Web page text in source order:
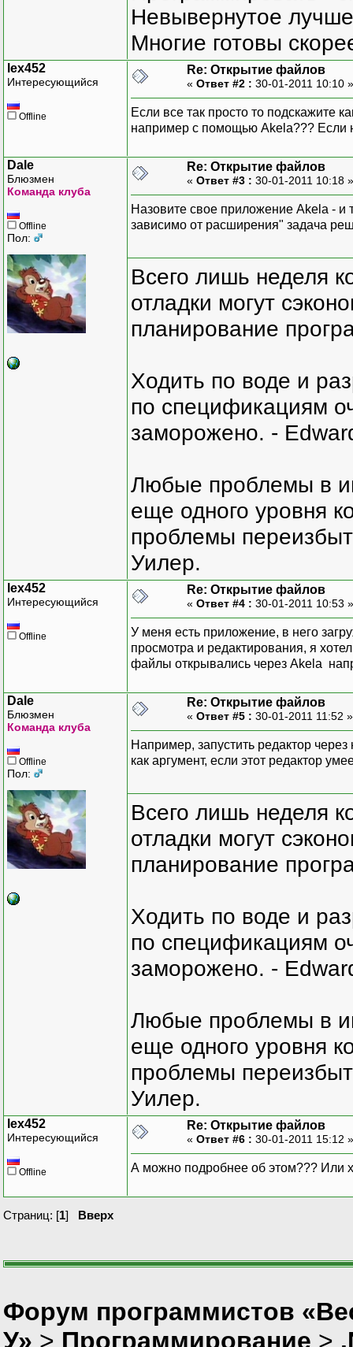
Невывернутое
Многие готовы
lex452
Интересующийся
Offline
Re: Открытие файлов
« Ответ #2 : 30-01-2011 10:10
Если все так просто то подскажите
например с помощью Akela??? Если
Dale
Блюзмен
Команда клуба
Offline
Пол:
Re: Открытие файлов
« Ответ #3 : 30-01-2011 10:18
Назовите свое приложение Akela - и
зависимо от расширения" задача
Всего лишь неделя
отладки могут
планирование
Ходить по воде и
по спецификациям
заморожено. -
Любые проблемы в
еще одного уровня
проблемы
Уилер.
lex452
Интересующийся
Offline
Re: Открытие файлов
« Ответ #4 : 30-01-2011 10:53
У меня есть приложение, в него
просмотра и редактирования, я
файлы открывались через Akela
Dale
Блюзмен
Команда клуба
Offline
Пол:
Re: Открытие файлов
« Ответ #5 : 30-01-2011 11:52
Например, запустить редактор
как аргумент, если этот редактор
Всего лишь неделя
отладки могут
планирование
Ходить по воде и
по спецификациям
заморожено. -
Любые проблемы в
еще одного уровня
проблемы
Уилер.
lex452
Интересующийся
Offline
Re: Открытие файлов
« Ответ #6 : 30-01-2011 15:12
А можно подробнее об этом??? Или
Страниц: [1] Вверх
Форум программистов
У» > Программирование >